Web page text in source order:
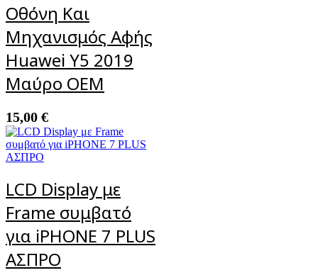
Οθόνη Και
Μηχανισμός Αφής
Huawei Y5 2019
Μαύρο OEM
15,00 €
LCD Display με
Frame συμβατό
για iPHONE 7 PLUS
ΑΣΠΡΟ